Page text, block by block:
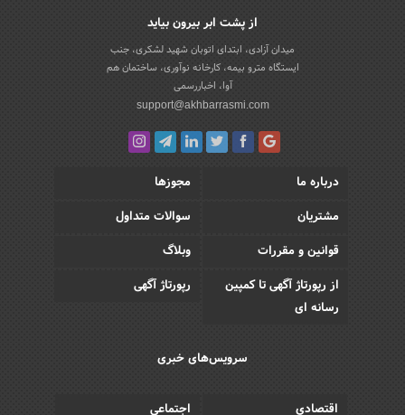
از پشت ابر بیرون بیاید
میدان آزادی، ابتدای اتوبان شهید لشکری، جنب
ایستگاه مترو بیمه، کارخانه نوآوری، ساختمان هم
آوا، اخباررسمی
support@akhbarrasmi.com
درباره ما
مجوزها
مشتریان
سوالات متداول
قوانین و مقررات
وبلاگ
از رپورتاژ آگهی تا کمپین
رسانه ای
رپورتاژ آگهی
سرویس‌های خبری
اقتصادی اجتماعی